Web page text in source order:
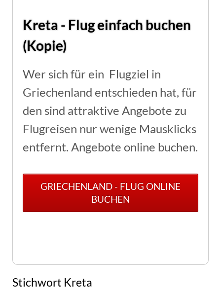
Kreta - Flug einfach buchen
(Kopie)
Wer sich für ein Flugziel in
Griechenland entschieden hat, für
den sind attraktive Angebote zu
Flugreisen nur wenige Mausklicks
entfernt. Angebote online buchen.
GRIECHENLAND - FLUG ONLINE
BUCHEN
Stichwort Kreta